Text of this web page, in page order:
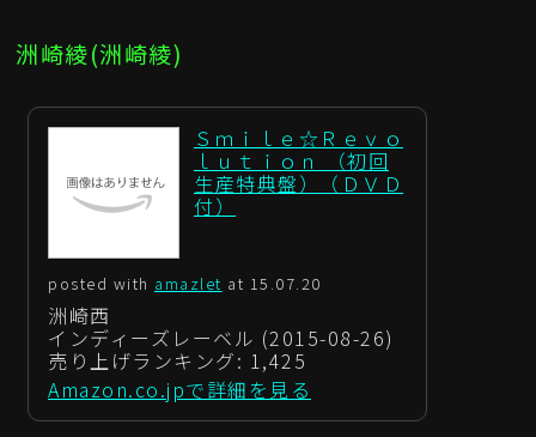
洲崎綾(洲崎綾)
Ｓｍｉｌｅ☆Ｒｅｖｏ
ｌｕｔｉｏｎ （初回
生産特典盤）（ＤＶＤ
付）
posted with amazlet at 15.07.20
洲崎西
インディーズレーベル (2015-08-26)
売り上げランキング: 1,425
Amazon.co.jpで詳細を見る